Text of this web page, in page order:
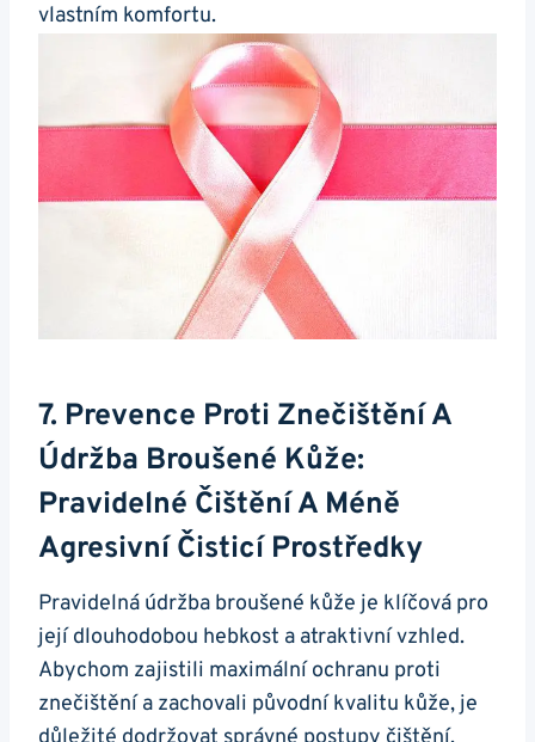
vlastním komfortu.
7. Prevence Proti ⁤znečištění A
Údržba Broušené⁢ Kůže:
Pravidelné Čištění A Méně⁢
Agresivní​ Čisticí Prostředky
Pravidelná údržba broušené kůže je klíčová pro
‌její dlouhodobou hebkost a ⁣atraktivní vzhled.
Abychom zajistili maximální‍ ochranu​ proti
⁢znečištění a zachovali původní kvalitu kůže,⁣ je